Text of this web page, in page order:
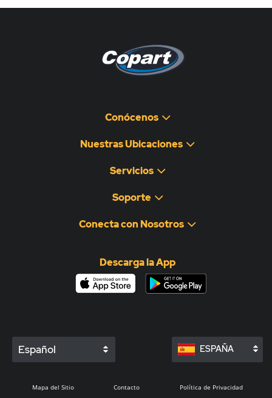
Conócenos
Nuestras Ubicaciones
Servicios
Soporte
Conecta con Nosotros
Descarga la App
Español ESPAÑA
Mapa del Sitio Contacto Política de Privacidad